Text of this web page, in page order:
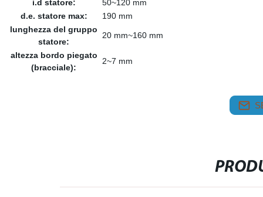
i.d statore:
50~120 mm
d.e. statore max:
190 mm
lunghezza del gruppo
statore:
20 mm~160 mm
altezza bordo piegato
(bracciale):
2~7 mm